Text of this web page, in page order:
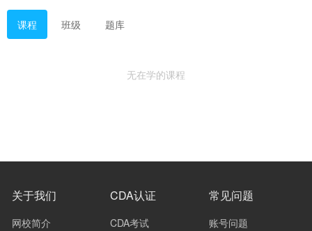
课程 班级 题库
无在学的课程
关于我们
网校简介
CDA认证
CDA考试
常见问题
账号问题